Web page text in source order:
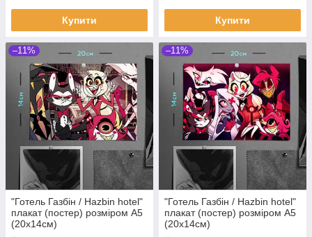
Купити Купити
–11%
"Готель Газбін / Hazbin hotel"
плакат (постер) розміром А5
(20х14см)
–11%
"Готель Газбін / Hazbin hotel"
плакат (постер) розміром А5
(20х14см)